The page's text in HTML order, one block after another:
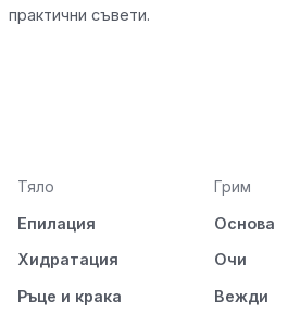
практични съвети.
Тяло
Епилация
Хидратация
Ръце и крака
Грим
Основа
Очи
Вежди